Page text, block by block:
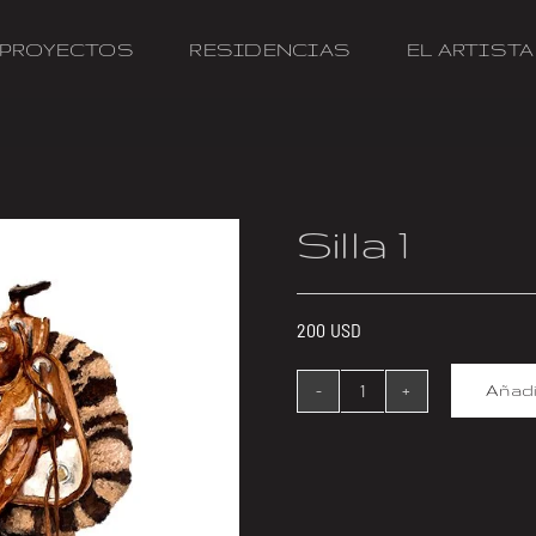
PROYECTOS RESIDENCIAS EL ARTISTA
Silla 1
200 USD
Silla